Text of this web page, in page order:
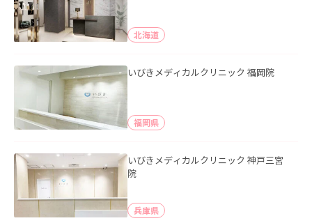
北海道
いびきメディカルクリニック 福岡院
福岡県
いびきメディカルクリニック 神戸三宮
院
兵庫県